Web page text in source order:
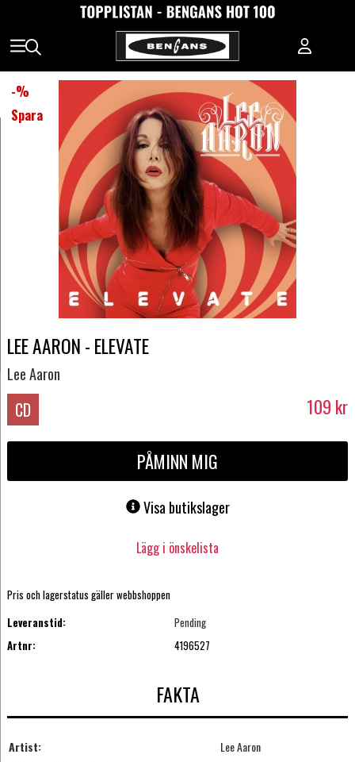
-%
Spara
LEE AARON - ELEVATE
Lee Aaron
CD 109 kr
PÅMINN MIG
Visa butikslager
Lägg i önskelista
Pris och lagerstatus gäller webbshoppen
Leveranstid:
Pending
Artnr:
4196527
FAKTA
Artist:
Lee Aaron